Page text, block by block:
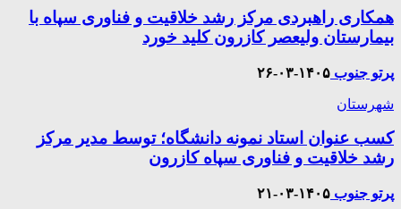
همکاری راهبردی مرکز رشد خلاقیت و فناوری سپاه با
بیمارستان ولیعصر کازرون کلید خورد
پرتو جنوب ۱۴۰۵-۰۳-۲۶
شهرستان
کسب عنوان استاد نمونه دانشگاه؛ توسط مدیر مرکز
رشد خلاقیت و فناوری سپاه کازرون
پرتو جنوب ۱۴۰۵-۰۳-۲۱